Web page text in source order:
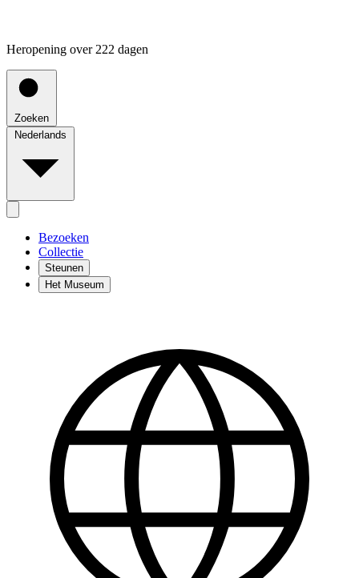
Heropening over 222 dagen
Zoeken
Nederlands
Bezoeken
Collectie
Steunen
Het Museum